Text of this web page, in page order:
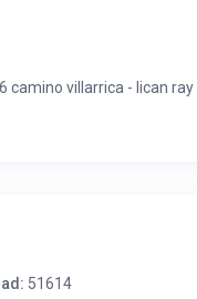
camino villarrica - lican ray
51614